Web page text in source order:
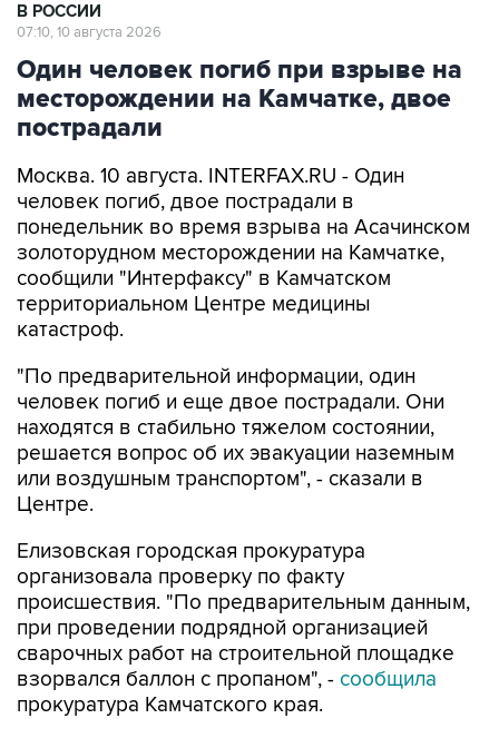
В РОССИИ
07:10, 10 августа 2026
Один человек погиб при взрыве на
месторождении на Камчатке, двое
пострадали
Москва. 10 августа. INTERFAX.RU - Один
человек погиб, двое пострадали в
понедельник во время взрыва на Асачинском
золоторудном месторождении на Камчатке,
сообщили "Интерфаксу" в Камчатском
территориальном Центре медицины
катастроф.
"По предварительной информации, один
человек погиб и еще двое пострадали. Они
находятся в стабильно тяжелом состоянии,
решается вопрос об их эвакуации наземным
или воздушным транспортом", - сказали в
Центре.
Елизовская городская прокуратура
организовала проверку по факту
происшествия. "По предварительным данным,
при проведении подрядной организацией
сварочных работ на строительной площадке
взорвался баллон с пропаном", - сообщила
прокуратура Камчатского края.